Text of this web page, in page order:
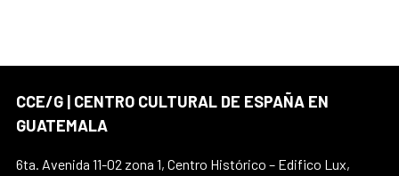
CCE/G | CENTRO CULTURAL DE ESPAÑA EN
GUATEMALA
6ta. Avenida 11-02 zona 1, Centro Histórico – Edifico Lux,